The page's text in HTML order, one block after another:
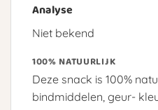
Analyse
Niet bekend
100% NATUURLIJK
Deze snack is 100%
bindmiddelen, geur-